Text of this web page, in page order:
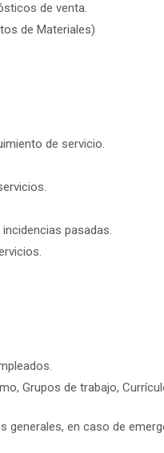
de venta.
de Materiales)
de servicio.
pasadas.
Grupos de trabajo,
generales, en caso de